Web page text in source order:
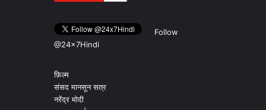
Follow
@24x7Hindi
फ़िल्म
संसद मानसून सत्र
नरेंद्र मोदी